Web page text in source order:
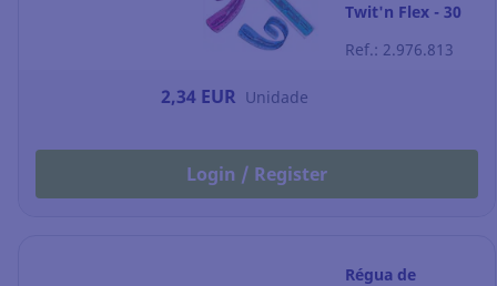
Twit'n Flex - 30
Ref.: 2.976.813
2,34 EUR Unidade
Login / Register
Régua de